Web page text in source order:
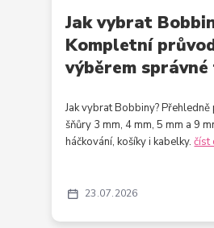
23 07 2026
Jak vybrat
Kompletní
výběrem
Jak vybrat Bobbiny?
šňůry 3 mm, 4 mm, 5 mm a 9
háčkování, košíky i kabelky.číst